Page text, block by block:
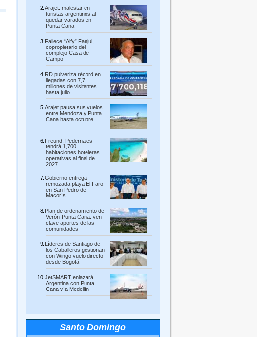
Arajet: malestar en
turistas argentinos al
quedar varados en
Punta Cana
Fallece “Alfy” Fanjul,
copropietario del
complejo Casa de
Campo
RD pulveriza récord en
llegadas con 7,7
millones de visitantes
hasta julio
Arajet pausa sus vuelos
entre Mendoza y Punta
Cana hasta octubre
Freund: Pedernales
tendrá 1,700
habitaciones hoteleras
operativas al final de
2027
Gobierno entrega
remozada playa El Faro
en San Pedro de
Macorís
Plan de ordenamiento de
Verón-Punta Cana: ven
clave aportes de las
comunidades
Líderes de Santiago de
los Caballeros gestionan
con Wingo vuelo directo
desde Bogotá
JetSMART enlazará
Argentina con Punta
Cana vía Medellín
Santo Domingo